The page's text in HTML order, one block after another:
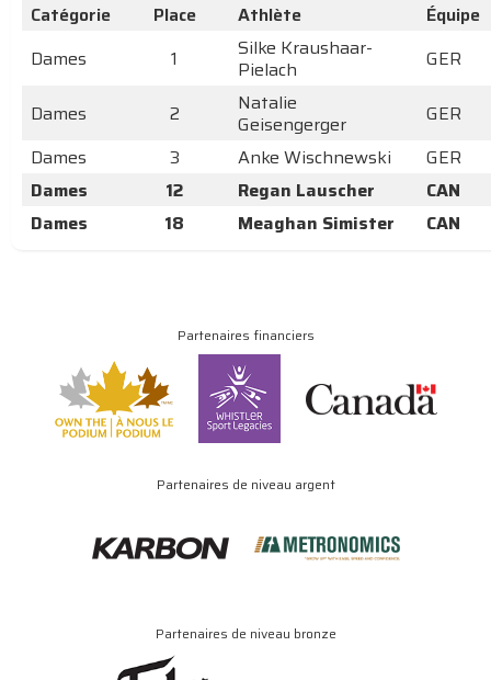
Catégorie
Place Athlète
Équipe
Dames
1
Silke Kraushaar-
Pielach
GER
Dames
2
Natalie
Geisengerger
GER
Dames
3 Anke Wischnewski
GER
Dames
12 Regan Lauscher
CAN
Dames
18 Meaghan Simister CAN
Partenaires financiers
Partenaires de niveau argent
Partenaires de niveau bronze